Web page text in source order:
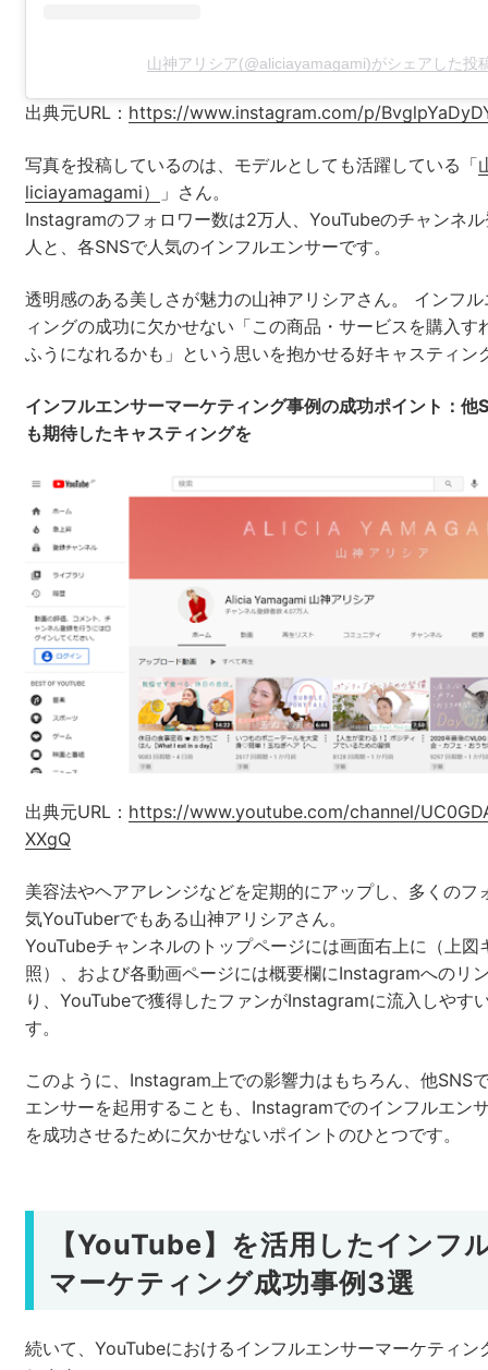
山神アリシア(@aliciayamagami)がシェアした投
出典元URL： https://www.instagram.com/p/
写真を投稿しているのは、モデルとしても活躍している「
liciayamagami）
」さん。
Instagramのフォロワー数は2万人、YouTubeのチャンネ
人と、各SNSで人気のインフルエンサーです。
透明感のある美しさが魅力の山神アリシアさん。 インフ
ィングの成功に欠かせない「この商品・サービスを購入す
ふうになれるかも」という思いを抱かせる好キャスティン
インフルエンサーマーケティング事例の成功ポイント：他
も期待したキャスティングを
出典元URL： https://www.youtube.com/channel/
XXgQ
美容法やヘアアレンジなどを定期的にアップし、多くのフ
気YouTuberでもある山神アリシアさん。
YouTubeチャンネルのトップページには画面右上に（上図
照）、および各動画ページには概要欄にInstagramへのリ
り、YouTubeで獲得したファンがInstagramに流入しやす
す。
このように、Instagram上での影響力はもちろん、他SNS
エンサーを起用することも、Instagramでのインフルエン
を成功させるために欠かせないポイントのひとつです。
【YouTube】を活用したインフ
マーケティング成功事例3選
続いて、YouTubeにおけるインフルエンサーマーケティン